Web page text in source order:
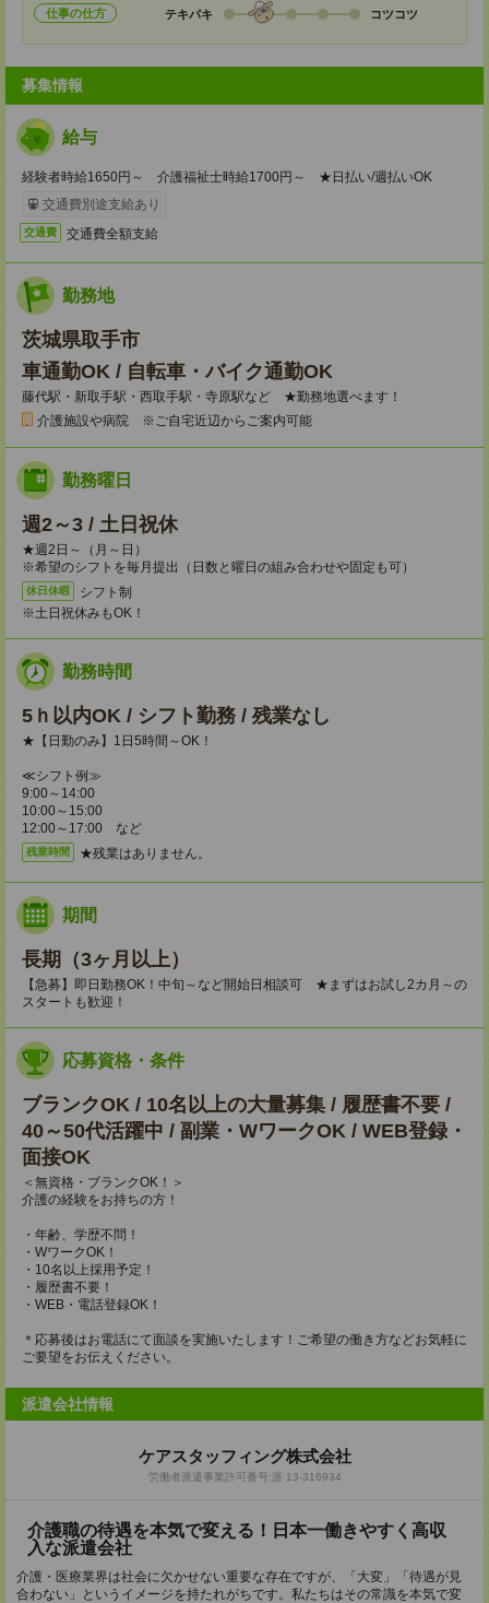
仕事の仕方 テキパキ コツコツ
募集情報
給与
経験者時給1650円～ 介護福祉士時給1700円～ ★日払い/週払いOK
交通費別途支給あり
交通費 交通費全額支給
勤務地
茨城県取手市
車通勤OK / 自転車・バイク通勤OK
藤代駅・新取手駅・西取手駅・寺原駅など ★勤務地選べます！
介護施設や病院 ※ご自宅近辺からご案内可能
勤務曜日
週2～3 / 土日祝休
★週2日～（月～日）
※希望のシフトを毎月提出（日数と曜日の組み合わせや固定も可）
休日休暇
シフト制
※土日祝休みもOK！
勤務時間
5ｈ以内OK / シフト勤務 / 残業なし
★【日勤のみ】1日5時間～OK！
≪シフト例≫
9:00～14:00
10:00～15:00
12:00～17:00 など
残業時間 ★残業はありません。
期間
長期（3ヶ月以上）
【急募】即日勤務OK！中旬～など開始日相談可 ★まずはお試し2カ月～の
スタートも歓迎！
応募資格・条件
ブランクOK / 10名以上の大量募集 / 履歴書不要 /
40～50代活躍中 / 副業・WワークOK / WEB登録・
面接OK
＜無資格・ブランクOK！＞
介護の経験をお持ちの方！
・年齢、学歴不問！
・WワークOK！
・10名以上採用予定！
・履歴書不要！
・WEB・電話登録OK！
＊応募後はお電話にて面談を実施いたします！ご希望の働き方などお気軽に
ご要望をお伝えください。
派遣会社情報
ケアスタッフィング株式会社
労働者派遣事業許可番号:派 13-316934
介護職の待遇を本気で変える！日本一働きやすく高収
入な派遣会社
介護・医療業界は社会に欠かせない重要な存在ですが、「大変」「待遇が見
合わない」というイメージを持たれがちです。私たちはその常識を本気で変